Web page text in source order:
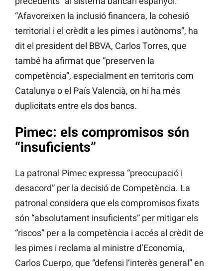
“Afavoreixen la inclusió financera, la cohesió
territorial i el crèdit a les pimes i autònoms”, ha
dit el president del BBVA, Carlos Torres, que
també ha afirmat que “preserven la
competència”, especialment en territoris com
Catalunya o el País Valencià, on hi ha més
duplicitats entre els dos bancs.
Pimec: els compromisos són
“insuficients”
La patronal Pimec expressa “preocupació i
desacord” per la decisió de Competència. La
patronal considera que els compromisos fixats
són “absolutament insuficients” per mitigar els
“riscos” per a la competència i accés al crèdit de
les pimes i reclama al ministre d’Economia,
Carlos Cuerpo, que “defensi l’interès general” en